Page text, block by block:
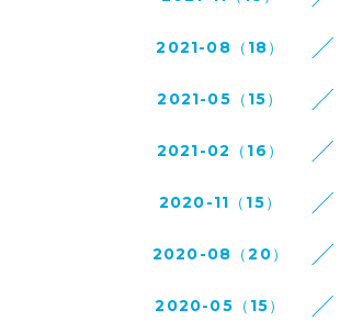
2021-08（18）
2021-05（15）
2021-02（16）
2020-11（15）
2020-08（20）
2020-05（15）